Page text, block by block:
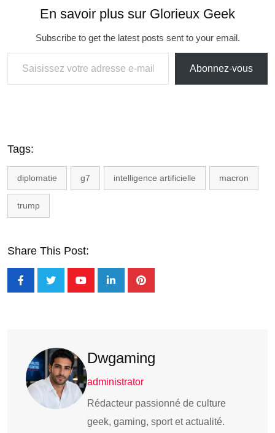
En savoir plus sur Glorieux Geek
Subscribe to get the latest posts sent to your email.
Abonnez-vous
Tags:
diplomatie g7 intelligence artificielle macron
trump
Share This Post:
Dwgaming
administrator
Rédacteur passionné de culture
geek, gaming, sport et actualité.